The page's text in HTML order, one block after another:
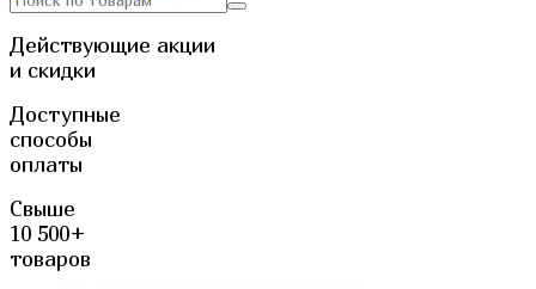
Действующие акции
и скидки
Доступные
способы
оплаты
Свыше
10 500+
товаров